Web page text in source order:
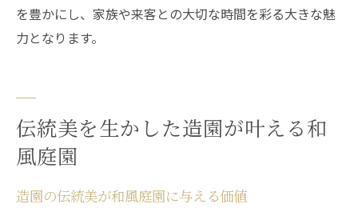
を豊かにし、家族や来客との大切な時間を彩る大きな魅
力となります。
伝統美を生かした造園が叶える和
風庭園
造園の伝統美が和風庭園に与える価値